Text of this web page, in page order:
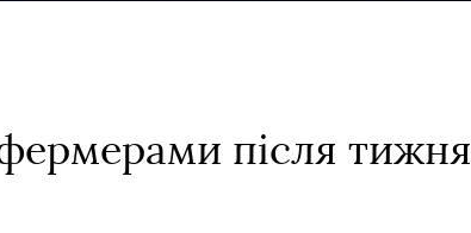
після тижня